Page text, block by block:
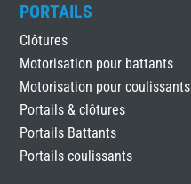
PORTAILS
Clôtures
Motorisation pour battants
Motorisation pour coulissants
Portails & clôtures
Portails Battants
Portails coulissants